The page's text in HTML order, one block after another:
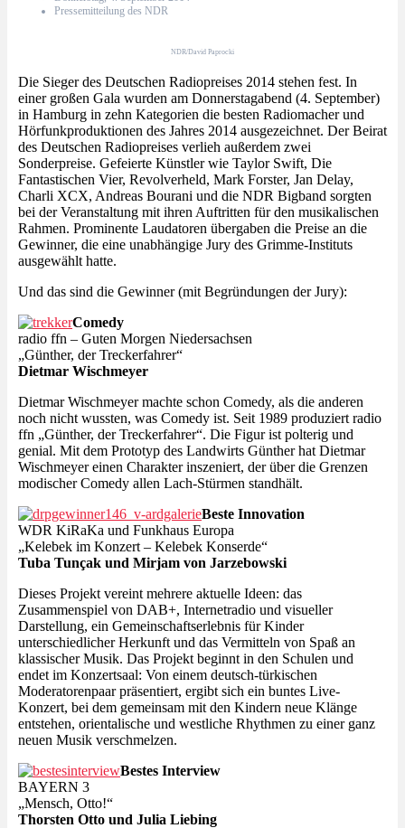
Pressemitteilung des NDR
NDR/David Paprocki
Die Sieger des Deutschen Radiopreises 2014 stehen fest. In
einer großen Gala wurden am Donnerstagabend (4. September)
in Hamburg in zehn Kategorien die besten Radiomacher und
Hörfunkproduktionen des Jahres 2014 ausgezeichnet. Der Beirat
des Deutschen Radiopreises verlieh außerdem zwei
Sonderpreise. Gefeierte Künstler wie Taylor Swift, Die
Fantastischen Vier, Revolverheld, Mark Forster, Jan Delay,
Charli XCX, Andreas Bourani und die NDR Bigband sorgten
bei der Veranstaltung mit ihren Auftritten für den musikalischen
Rahmen. Prominente Laudatoren übergaben die Preise an die
Gewinner, die eine unabhängige Jury des Grimme-Instituts
ausgewählt hatte.
Und das sind die Gewinner (mit Begründungen der Jury):
Comedy
radio ffn – Guten Morgen Niedersachsen
„Günther, der Treckerfahrer“
Dietmar Wischmeyer
Dietmar Wischmeyer machte schon Comedy, als die anderen
noch nicht wussten, was Comedy ist. Seit 1989 produziert radio
ffn „Günther, der Treckerfahrer“. Die Figur ist polterig und
genial. Mit dem Prototyp des Landwirts Günther hat Dietmar
Wischmeyer einen Charakter inszeniert, der über die Grenzen
modischer Comedy allen Lach-Stürmen standhält.
Beste Innovation
WDR KiRaKa und Funkhaus Europa
„Kelebek im Konzert – Kelebek Konserde“
Tuba Tunçak und Mirjam von Jarzebowski
Dieses Projekt vereint mehrere aktuelle Ideen: das
Zusammenspiel von DAB+, Internetradio und visueller
Darstellung, ein Gemeinschaftserlebnis für Kinder
unterschiedlicher Herkunft und das Vermitteln von Spaß an
klassischer Musik. Das Projekt beginnt in den Schulen und
endet im Konzertsaal: Von einem deutsch-türkischen
Moderatorenpaar präsentiert, ergibt sich ein buntes Live-
Konzert, bei dem gemeinsam mit den Kindern neue Klänge
entstehen, orientalische und westliche Rhythmen zu einer ganz
neuen Musik verschmelzen.
Bestes Interview
BAYERN 3
„Mensch, Otto!“
Thorsten Otto und Julia Liebing